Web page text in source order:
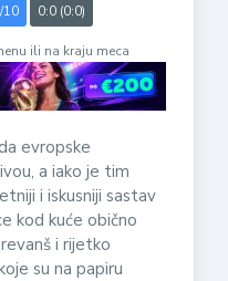
10 0:0 (0:0)
ili na kraju meca
evropske
a iako je tim
i iskusniji sastav
kod kuće obično
i rijetko
su na papiru